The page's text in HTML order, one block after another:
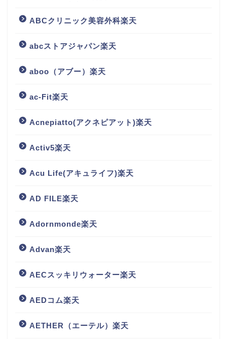
ABCクリニック美容外科楽天
abcストアジャパン楽天
aboo（アブー）楽天
ac-Fit楽天
Acnepiatto(アクネピアット)楽天
Activ5楽天
Acu Life(アキュライフ)楽天
AD FILE楽天
Adornmonde楽天
Advan楽天
AECスッキリウォーター楽天
AEDコム楽天
AETHER（エーテル）楽天